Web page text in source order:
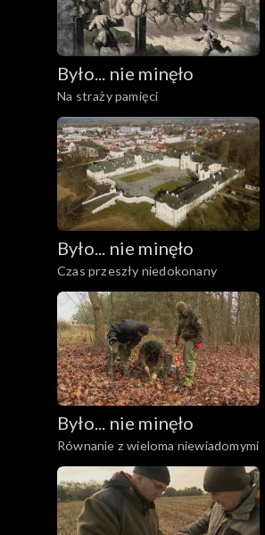
Było... nie minęło
Na straży pamięci
Było... nie minęło
Czas przeszły niedokonany
Było... nie minęło
Równanie z wieloma niewiadomymi